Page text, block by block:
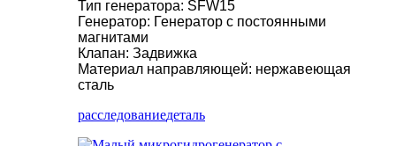
Тип генератора: SFW15
Генератор: Генератор с постоянными
магнитами
Клапан: Задвижка
Материал направляющей: нержавеющая
сталь
расследованиедеталь